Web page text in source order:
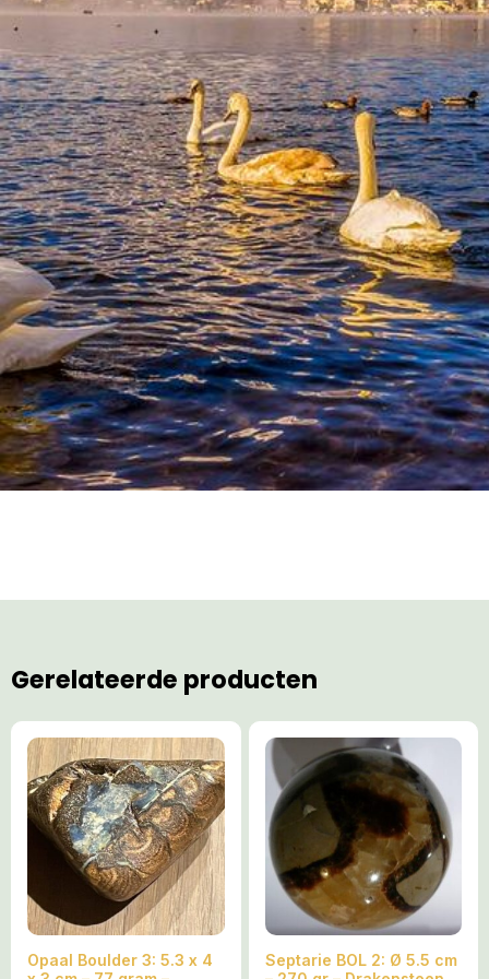
www.aardehealing.com
www.moedermaria.nl
www.mariavandergeest.com
Ik maak de lezer er tot slot op attent: Dat de Sterrenpoort en
Maria van der Geest nooit aansprakelijk kunnen worden
gesteld voor enigerlei letsel die voortvloeit uit de toepassing
van de op mijn Blog aanbevolen producten of werkmethoden
en komen nooit in de plaats van een bezoek aan jouw arts /
specialist.
Gerelateerde producten
Opaal Boulder 3: 5.3 x 4
Septarie BOL 2: Ø 5.5 cm